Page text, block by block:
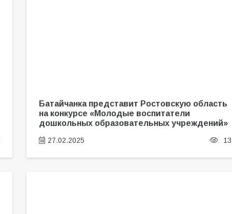
Батайчанка представит Ростовскую область
на конкурсе «Молодые воспитатели
дошкольных образовательных учреждений»
27.02.2025